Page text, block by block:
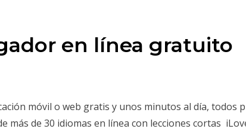
en línea gratuito
móvil o web gratis y unos minutos al día, todos
más de 30 idiomas en línea con lecciones cortas